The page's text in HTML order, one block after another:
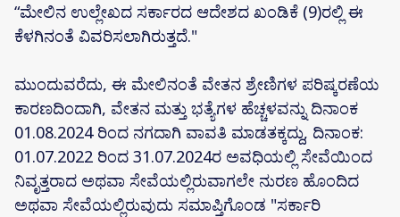
“ಮೇಲಿನ ಉಲ್ಲೇಖದ ಸರ್ಕಾರದ ಆದೇಶದ ಖಂಡಿಕೆ (9)ರಲ್ಲಿ ಈ
ಕೆಳಗಿನಂತೆ ವಿವರಿಸಲಾಗಿರುತ್ತದೆ."
ಮುಂದುವರೆದು, ಈ ಮೇಲಿನಂತೆ ವೇತನ ಶ್ರೇಣಿಗಳ ಪರಿಷ್ಕರಣೆಯ
ಕಾರಣದಿಂದಾಗಿ, ವೇತನ ಮತ್ತು ಭತ್ಯೆಗಳ ಹೆಚ್ಚಳವನ್ನು ದಿನಾಂಕ
01.08.2024 ರಿಂದ ನಗದಾಗಿ ವಾವತಿ ಮಾಡತಕ್ಕದ್ದು, ದಿನಾಂಕ:
01.07.2022 ರಿಂದ 31.07.2024ರ ಅವಧಿಯಲ್ಲಿ ಸೇವೆಯಿಂದ
ನಿವೃತ್ತರಾದ ಅಥವಾ ಸೇವೆಯಲ್ಲಿರುವಾಗಲೇ ನುರಣ ಹೊಂದಿದ
ಅಥವಾ ಸೇವೆಯಲ್ಲಿರುವುದು ಸಮಾಪ್ತಿಗೊಂಡ "ಸರ್ಕಾರಿ